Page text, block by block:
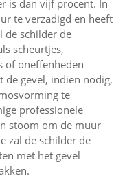
is dan vijf procent. In
te verzadigd en heeft
de schilder de
scheurtjes,
of oneffenheden
de gevel, indien nodig,
te
professionele
stoom om de muur
zal de schilder de
met het gevel